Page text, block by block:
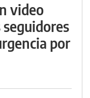
video
por